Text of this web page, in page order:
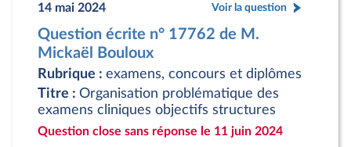
14 mai 2024 Voir la question
Question écrite n° 17762 de M.
Mickaël Bouloux
Rubrique : examens, concours et diplômes
Titre : Organisation problématique des
examens cliniques objectifs structures
Question close sans réponse le 11 juin 2024